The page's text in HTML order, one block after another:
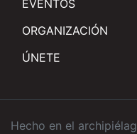
EVENTOS
ORGANIZACIÓN
ÚNETE
Hecho en el